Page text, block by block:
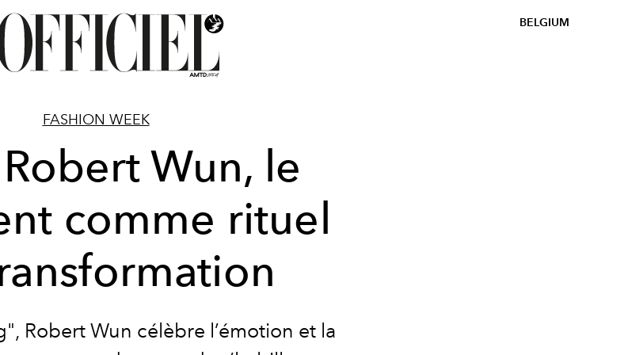
BELGIUM
FASHION WEEK
Wun, le
comme rituel
Robert Wun célèbre l’émotion et la